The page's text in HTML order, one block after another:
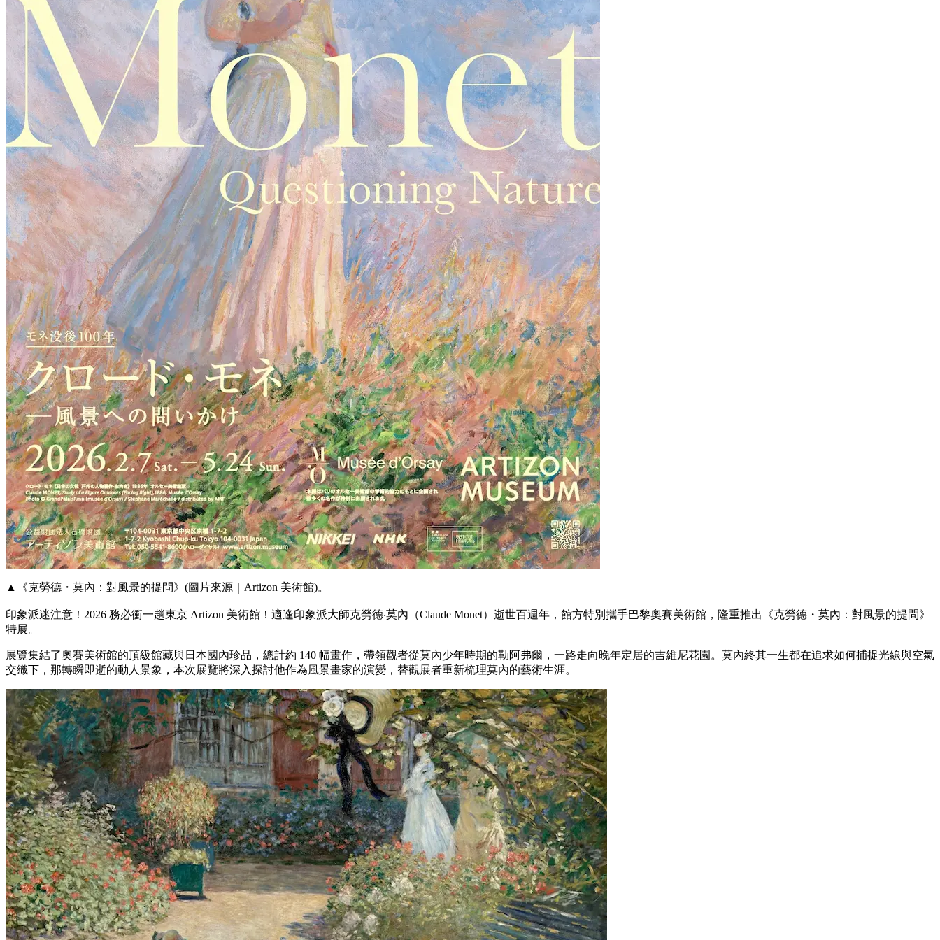
▲《克勞德・莫內：對風景的提問》(圖片來源｜Artizon 美術館)。
印象派迷注意！2026 務必衝一趟東京 Artizon 美術館！適逢印象派大師克勞德‧莫內（Claude Monet）逝世百週年，館方特別攜手巴黎奧賽美術館，隆重推出《克勞德・莫內：對風景的提問》
特展。
展覽集結了奧賽美術館的頂級館藏與日本國內珍品，總計約 140 幅畫作，帶領觀者從莫內少年時期的勒阿弗爾，一路走向晚年定居的吉維尼花園。莫內終其一生都在追求如何捕捉光線與空氣
交織下，那轉瞬即逝的動人景象，本次展覽將深入探討他作為風景畫家的演變，替觀展者重新梳理莫內的藝術生涯。